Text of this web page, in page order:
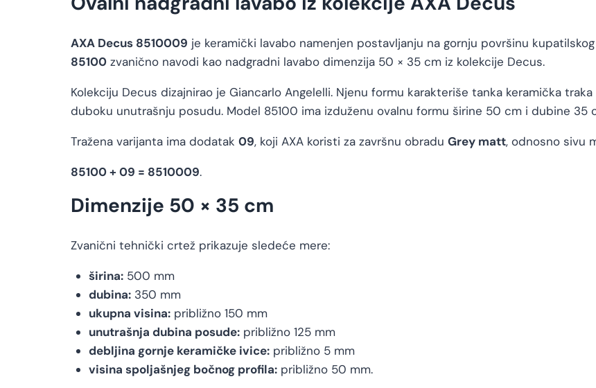
AXA Decus 8510009 je keramički lavabo namenjen postavljanju na gornju površinu
85100 zvanično navodi kao nadgradni lavabo dimenzija 50 × 35 cm iz kolekcije Decus.
Kolekciju Decus dizajnirao je Giancarlo Angelelli. Njenu formu karakteriše tanka keramička
duboku unutrašnju posudu. Model 85100 ima izduženu ovalnu formu širine 50 cm i dubine 35
Tražena varijanta ima dodatak 09, koji AXA koristi za završnu obradu Grey matt, odnosno sivu
85100 + 09 = 8510009.
Dimenzije 50 × 35 cm
Zvanični tehnički crtež prikazuje sledeće mere:
širina:500 mm
dubina:350 mm
ukupna visina:približno 150 mm
unutrašnja dubina posude:približno 125 mm
debljina gornje keramičke ivice:približno 5 mm
visina spoljašnjeg bočnog profila:približno 50 mm.